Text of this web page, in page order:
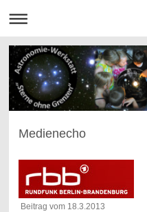
Medienecho
Beitrag vom 18.3.2013